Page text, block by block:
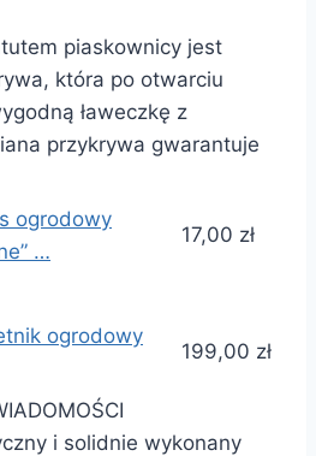
piaskownicy jest
która po otwarciu
ławeczkę z
przykrywa gwarantuje
ogrodowy
…
17,00 zł
ogrodowy
199,00 zł
i solidnie wykonany